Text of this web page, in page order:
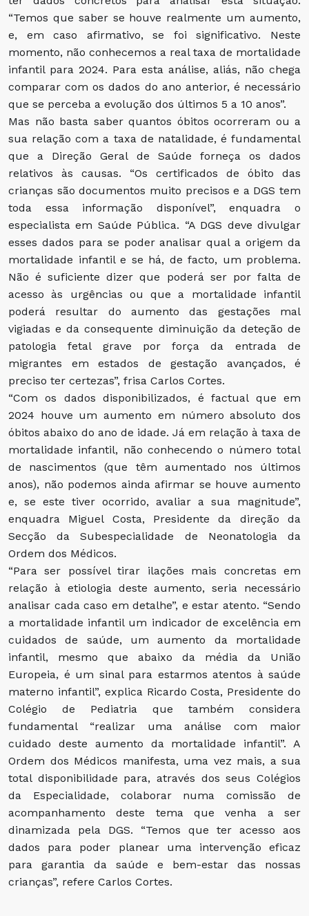
“Temos que saber se houve realmente um aumento,
e, em caso afirmativo, se foi significativo. Neste
momento, não conhecemos a real taxa de mortalidade
infantil para 2024. Para esta análise, aliás, não chega
comparar com os dados do ano anterior, é necessário
que se perceba a evolução dos últimos 5 a 10 anos”.
Mas não basta saber quantos óbitos ocorreram ou a
sua relação com a taxa de natalidade, é fundamental
que a Direção Geral de Saúde forneça os dados
relativos às causas. “Os certificados de óbito das
crianças são documentos muito precisos e a DGS tem
toda essa informação disponível”, enquadra o
especialista em Saúde Pública. “A DGS deve divulgar
esses dados para se poder analisar qual a origem da
mortalidade infantil e se há, de facto, um problema.
Não é suficiente dizer que poderá ser por falta de
acesso às urgências ou que a mortalidade infantil
poderá resultar do aumento das gestações mal
vigiadas e da consequente diminuição da deteção de
patologia fetal grave por força da entrada de
migrantes em estados de gestação avançados, é
preciso ter certezas”, frisa Carlos Cortes.
“Com os dados disponibilizados, é factual que em
2024 houve um aumento em número absoluto dos
óbitos abaixo do ano de idade. Já em relação à taxa de
mortalidade infantil, não conhecendo o número total
de nascimentos (que têm aumentado nos últimos
anos), não podemos ainda afirmar se houve aumento
e, se este tiver ocorrido, avaliar a sua magnitude”,
enquadra Miguel Costa, Presidente da direção da
Secção da Subespecialidade de Neonatologia da
Ordem dos Médicos.
“Para ser possível tirar ilações mais concretas em
relação à etiologia deste aumento, seria necessário
analisar cada caso em detalhe”, e estar atento. “Sendo
a mortalidade infantil um indicador de excelência em
cuidados de saúde, um aumento da mortalidade
infantil, mesmo que abaixo da média da União
Europeia, é um sinal para estarmos atentos à saúde
materno infantil”, explica Ricardo Costa, Presidente do
Colégio de Pediatria que também considera
fundamental “realizar uma análise com maior
cuidado deste aumento da mortalidade infantil”. A
Ordem dos Médicos manifesta, uma vez mais, a sua
total disponibilidade para, através dos seus Colégios
da Especialidade, colaborar numa comissão de
acompanhamento deste tema que venha a ser
dinamizada pela DGS. “Temos que ter acesso aos
dados para poder planear uma intervenção eficaz
para garantia da saúde e bem-estar das nossas
crianças”, refere Carlos Cortes.